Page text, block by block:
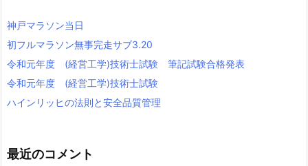
神戸マラソン当日
初フルマラソン無事完走サブ3.20
令和元年度 (経営工学)技術士試験 筆記試験合格発表
令和元年度 (経営工学)技術士試験
ハインリッヒの法則と安全品質管理
最近のコメント